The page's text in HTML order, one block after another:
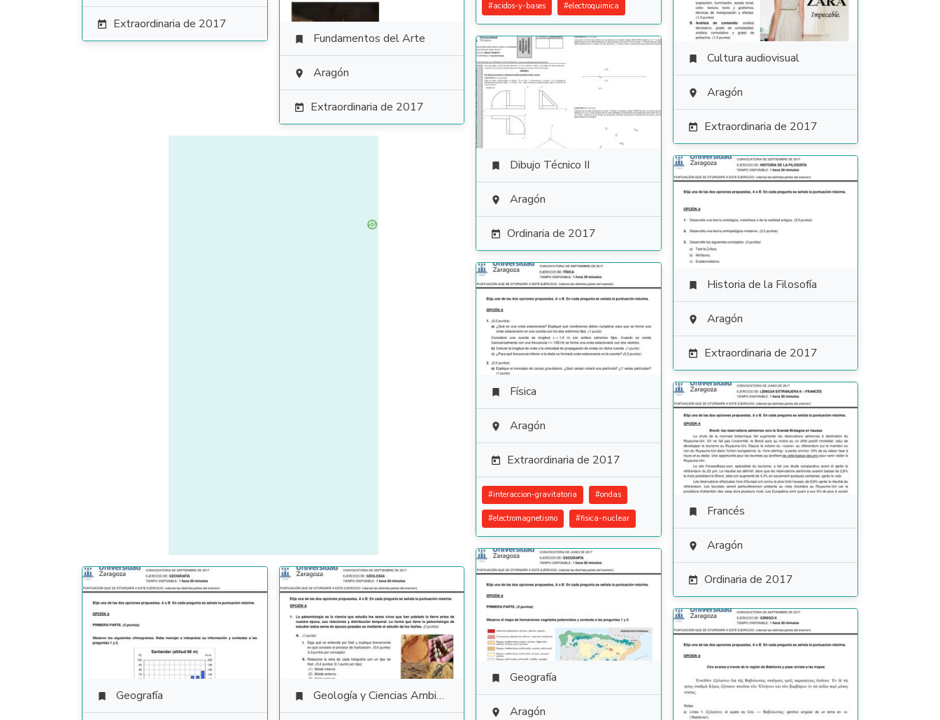
#acidos-y-bases #electroquimica
 Extraordinaria de 2017
 Fundamentos del Arte
 Aragón
 Extraordinaria de 2017
 Cultura audiovisual
 Aragón
 Extraordinaria de 2017
 Dibujo Técnico II
 Aragón
 Ordinaria de 2017
 Historia de la Filosofía
 Aragón
 Extraordinaria de 2017
 Física
 Aragón
 Extraordinaria de 2017
#interaccion-gravitatoria #ondas
#electromagnetismo #fisica-nuclear
 Francés
 Aragón
 Ordinaria de 2017
 Geografía
 Aragón
 Geografía  Geología y Ciencias Ambientales